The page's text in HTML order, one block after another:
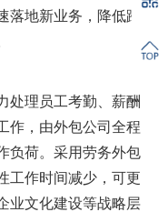
落地新业务，降低跨
处理员工考勤、薪酬
作，由外包公司全程
负荷。采用劳务外包
工作时间减少，可更
业文化建设等战略层